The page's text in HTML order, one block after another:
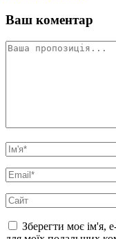
Ваш коментар
Зберегти моє ім'я,